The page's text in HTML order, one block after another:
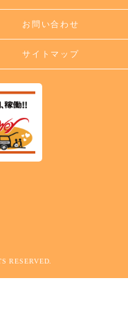
お問い合わせ
サイトマップ
RESERVED.